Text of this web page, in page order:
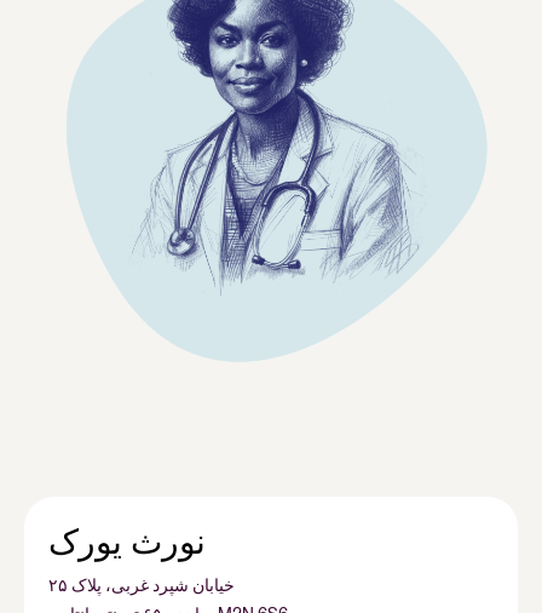
نورث یورک
خیابان شپرد غربی، پلاک ۲۵